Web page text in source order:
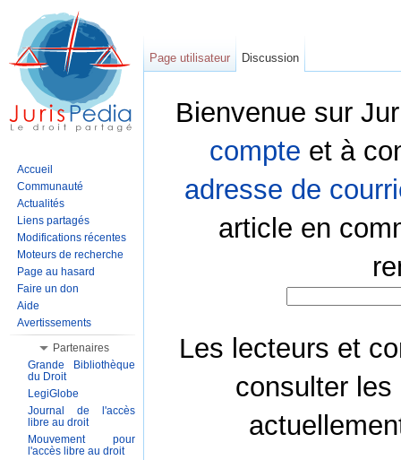
Bienvenue sur
compte et à
adresse de
article en
Les lecteurs et
consulter les
Page utilisateur Discussion
Accueil
Communauté
Actualités
Liens partagés
Modifications récentes
Moteurs de recherche
Page au hasard
Faire un don
Aide
Avertissements
Partenaires
Grande Bibliothèque
du Droit
LegiGlobe
Journal de l'accès
libre au droit
Mouvement pour
l'accès libre au droit